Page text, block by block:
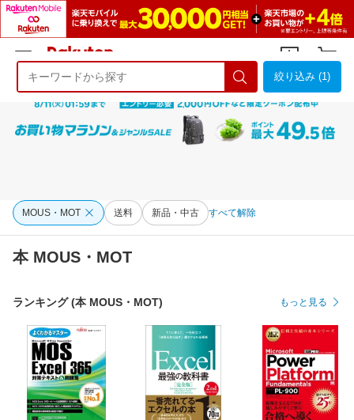
ようこそ 楽天市場へ ログイン
絞り込み (1)
MOUS・MOT 送料 新品・中古 すべて解除
本 MOUS・MOT
ランキング (本 MOUS・MOT) もっと見る